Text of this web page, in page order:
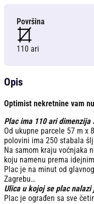
Površina
110 ari
Opis
Optimist nekretnine vam
Plac ima 110 ari dimenzija
Od ukupne parcele 57 m
polovini ima 250 stabala
Na samom kraju voćnjaka
koju namenu prema
Plac je na minut od
Zagrebu…
Ulica u kojoj se plac
Plac je ograđen sa sve